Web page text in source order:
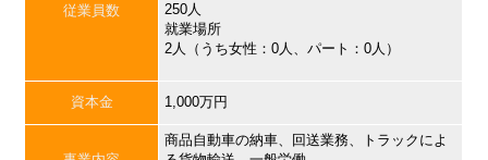
従業員数
250人
就業場所
2人（うち女性：0人、パート：0人）
資本金 1,000万円
商品自動車の納車、回送業務、トラックによ